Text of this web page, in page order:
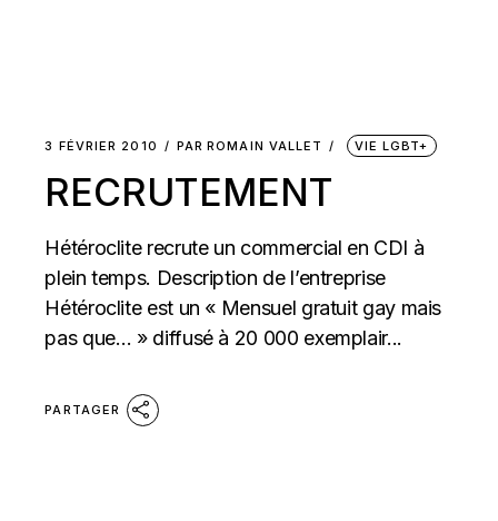
3 FÉVRIER 2010 PAR ROMAIN VALLET VIE LGBT+
RECRUTEMENT
Hétéroclite recrute un commercial en CDI à
plein temps. Description de l’entreprise
Hétéroclite est un « Mensuel gratuit gay mais
pas que… » diffusé à 20 000 exemplair...
PARTAGER